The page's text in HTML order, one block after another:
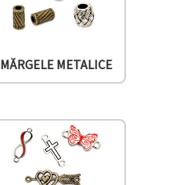
MĂRGELE METALICE